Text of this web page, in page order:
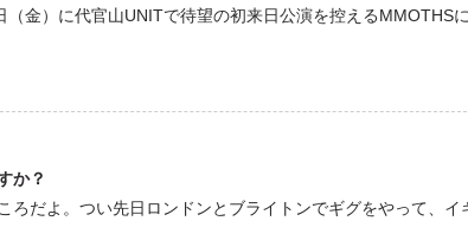
金）に代官山UNITで待望の初来日公演を控えるMMOTHS
か？
だよ。つい先日ロンドンとブライトンでギグをやって、イ